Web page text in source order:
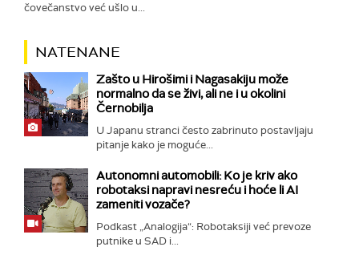
čovečanstvo već ušlo u...
NATENANE
Zašto u Hirošimi i Nagasakiju može
normalno da se živi, ali ne i u okolini
Černobilja
U Japanu stranci često zabrinuto postavljaju
pitanje kako je moguće...
Autonomni automobili: Ko je kriv ako
robotaksi napravi nesreću i hoće li AI
zameniti vozače?
Podkast „Analogija“: Robotaksiji već prevoze
putnike u SAD i...